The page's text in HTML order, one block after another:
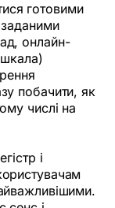
готовими
заданими
онлайн-
шкала)
побачити, як
числі на
і